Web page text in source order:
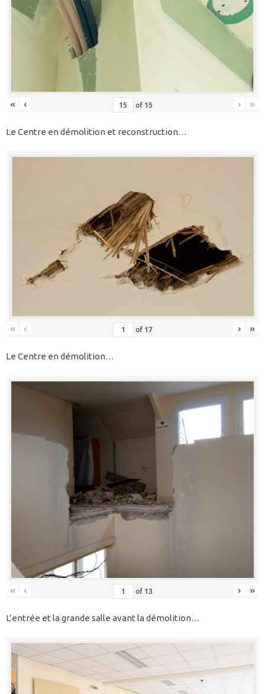
« ‹ of 15 › »
Le Centre en démolition et reconstruction…
« ‹ of 17 › »
Le Centre en démolition…
« ‹ of 13 › »
L’entrée et la grande salle avant la démolition…